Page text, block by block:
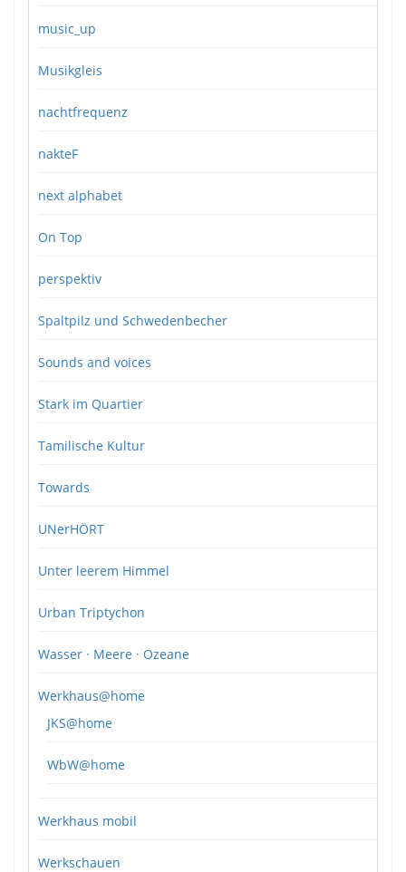
music_up
Musikgleis
nachtfrequenz
nakteF
next alphabet
On Top
perspektiv
Spaltpilz und Schwedenbecher
Sounds and voices
Stark im Quartier
Tamilische Kultur
Towards
UNerHÖRT
Unter leerem Himmel
Urban Triptychon
Wasser · Meere · Ozeane
Werkhaus@home
JKS@home
WbW@home
Werkhaus mobil
Werkschauen